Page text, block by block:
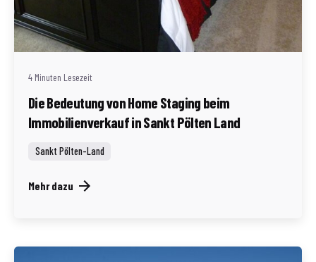
Redaktion Immofragen Sankt Pölten Stadt / Land
(AT)
4 Minuten Lesezeit
Die Bedeutung von Home Staging beim
Immobilienverkauf in Sankt Pölten Land
Sankt Pölten-Land
Mehr dazu